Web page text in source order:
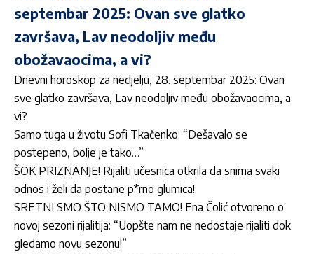
septembar 2025: Ovan sve glatko
završava, Lav neodoljiv među
obožavaocima, a vi?
Dnevni horoskop za nedjelju, 28. septembar 2025: Ovan
sve glatko završava, Lav neodoljiv među obožavaocima, a
vi?
Samo tuga u životu Sofi Tkačenko: “Dešavalo se
postepeno, bolje je tako…”
ŠOK PRIZNANJE! Rijaliti učesnica otkrila da snima svaki
odnos i želi da postane p*rno glumica!
SRETNI SMO ŠTO NISMO TAMO! Ena Čolić otvoreno o
novoj sezoni rijalitija: “Uopšte nam ne nedostaje rijaliti dok
gledamo novu sezonu!”